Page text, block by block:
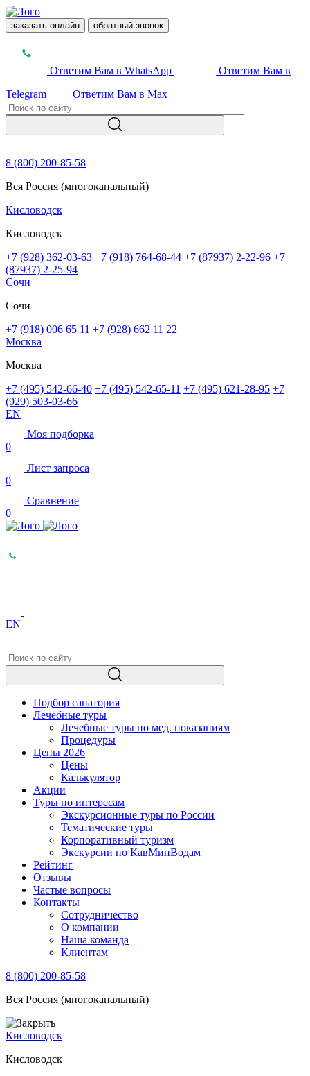
заказать онлайн обратный звонок
Ответим Вам в WhatsApp
Ответим Вам в
Telegram
Ответим Вам в Max
8 (800) 200-85-58
Вся Россия (многоканальный)
Кисловодск
Кисловодск
+7 (928) 362-03-63 +7 (918) 764-68-44 +7 (87937) 2-22-96 +7
(87937) 2-25-94
Сочи
Сочи
+7 (918) 006 65 11 +7 (928) 662 11 22
Москва
Москва
+7 (495) 542-66-40 +7 (495) 542-65-11 +7 (495) 621-28-95 +7
(929) 503-03-66
EN
Моя подборка
0
Лист запроса
0
Сравнение
0
EN
Подбор санатория
Лечебные туры
Лечебные туры по мед. показаниям
Процедуры
Цены 2026
Цены
Калькулятор
Акции
Туры по интересам
Экскурсионные туры по России
Тематические туры
Корпоративный туризм
Экскурсии по КавМинВодам
Рейтинг
Отзывы
Частые вопросы
Контакты
Сотрудничество
О компании
Наша команда
Клиентам
8 (800) 200-85-58
Вся Россия (многоканальный)
Кисловодск
Кисловодск